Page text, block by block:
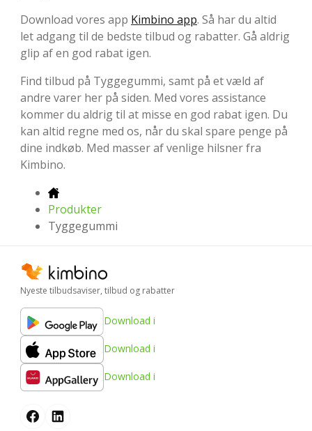
Download vores app Kimbino app. Så har du altid
let adgang til de bedste tilbud og rabatter. Gå aldrig
glip af en god rabat igen.
Find tilbud på Tyggegummi, samt på et væld af
andre varer her på siden. Med vores assistance
kommer du aldrig til at misse en god rabat igen. Du
kan altid regne med os, når du skal spare penge på
dine indkøb. Med masser af venlige hilsner fra
Kimbino.
Produkter
Tyggegummi
Nyeste tilbudsaviser, tilbud og rabatter
Download i
Download i
Download i